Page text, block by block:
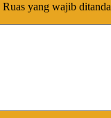
Ruas yang wajib